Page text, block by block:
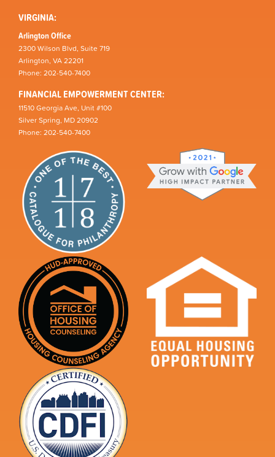
VIRGINIA:
Arlington Office
2300 Wilson Blvd, Suite 719
Arlington, VA 22201
Phone: 202-540-7400
FINANCIAL EMPOWERMENT CENTER:
11510 Georgia Ave, Unit #100
Silver Spring, MD 20902
Phone: 202-540-7400